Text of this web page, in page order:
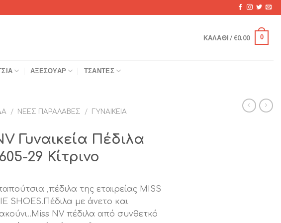
ΚΑΛΆΘΙ /€0.00 0
ΑΞΕΣΟΥΆΡ ΤΣΆΝΤΕΣ
/ ΝΈΕΣ ΠΑΡΑΛΑΒΈΣ /
ΓΥΝΑΙΚΕΊΑ
Γυναικεία Πέδιλα
29 Κίτρινο
παπούτσια ,πέδιλα της εταιρείας MISS
SHOES.Πέδιλα με άνετο και
NV πέδιλα από συνθετκό